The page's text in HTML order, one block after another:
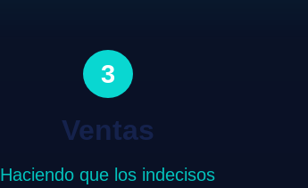
3
Ventas
Haciendo que los indecisos